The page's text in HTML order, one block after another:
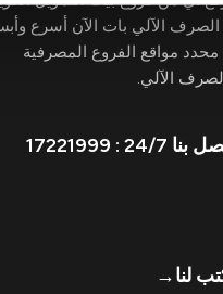
الصرف الآلي بات الآن أسرع
مواقع الفروع المصرفية
الآلي.
24/7 : 17221999
لنا→